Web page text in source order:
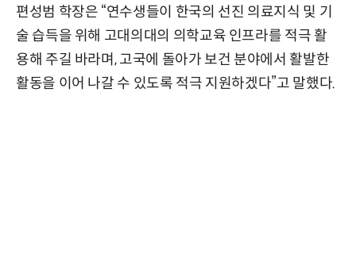
편성범 학장은 “연수생들이 한국의 선진 의료지식 및 기
술 습득을 위해 고대의대의 의학교육 인프라를 적극 활
용해 주길 바라며, 고국에 돌아가 보건 분야에서 활발한
활동을 이어 나갈 수 있도록 적극 지원하겠다”고 말했다.